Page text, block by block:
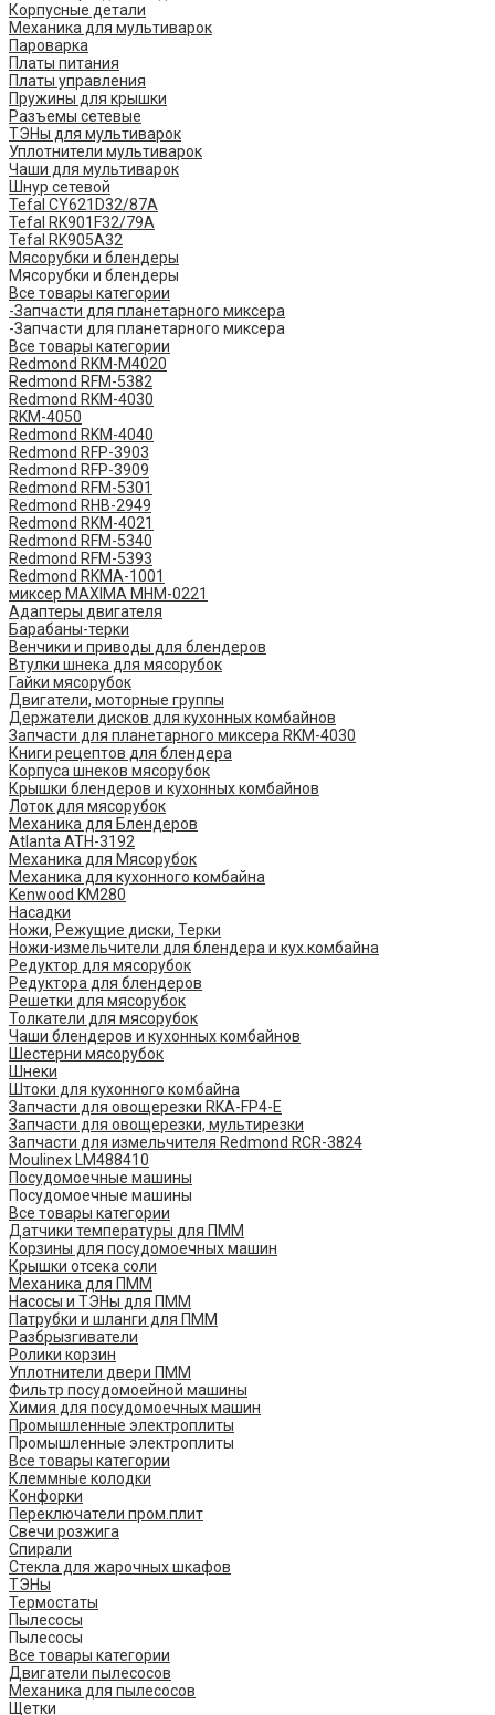
Корпусные детали
Механика для мультиварок
Пароварка
Платы питания
Платы управления
Пружины для крышки
Разъемы сетевые
ТЭНы для мультиварок
Уплотнители мультиварок
Чаши для мультиварок
Шнур сетевой
Tefal CY621D32/87A
Tefal RK901F32/79A
Tefal RK905A32
Мясорубки и блендеры
Мясорубки и блендеры
Все товары категории
-Запчасти для планетарного миксера
-Запчасти для планетарного миксера
Все товары категории
Redmond RKM-M4020
Redmond RFM-5382
Redmond RKM-4030
RKM-4050
Redmond RKM-4040
Redmond RFP-3903
Redmond RFP-3909
Redmond RFM-5301
Redmond RHB-2949
Redmond RKM-4021
Redmond RFM-5340
Redmond RFM-5393
Redmond RKMA-1001
миксер MAXIMA MHM-0221
Адаптеры двигателя
Барабаны-терки
Венчики и приводы для блендеров
Втулки шнека для мясорубок
Гайки мясорубок
Двигатели, моторные группы
Держатели дисков для кухонных комбайнов
Запчасти для планетарного миксера RKM-4030
Книги рецептов для блендера
Корпуса шнеков мясорубок
Крышки блендеров и кухонных комбайнов
Лоток для мясорубок
Механика для Блендеров
Atlanta ATH-3192
Механика для Мясорубок
Механика для кухонного комбайна
Kenwood KM280
Насадки
Ножи, Режущие диски, Терки
Ножи-измельчители для блендера и кух.комбайна
Редуктор для мясорубок
Редуктора для блендеров
Решетки для мясорубок
Толкатели для мясорубок
Чаши блендеров и кухонных комбайнов
Шестерни мясорубок
Шнеки
Штоки для кухонного комбайна
Запчасти для овощерезки RKA-FP4-E
Запчасти для овощерезки, мультирезки
Запчасти для измельчителя Redmond RCR-3824
Moulinex LM488410
Посудомоечные машины
Посудомоечные машины
Все товары категории
Датчики температуры для ПММ
Корзины для посудомоечных машин
Крышки отсека соли
Механика для ПММ
Насосы и ТЭНы для ПММ
Патрубки и шланги для ПММ
Разбрызгиватели
Ролики корзин
Уплотнители двери ПММ
Фильтр посудомоейной машины
Химия для посудомоечных машин
Промышленные электроплиты
Промышленные электроплиты
Все товары категории
Клеммные колодки
Конфорки
Переключатели пром.плит
Свечи розжига
Спирали
Стекла для жарочных шкафов
ТЭНы
Термостаты
Пылесосы
Пылесосы
Все товары категории
Двигатели пылесосов
Механика для пылесосов
Щетки